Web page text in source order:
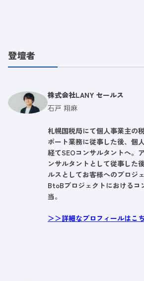
登壇者
株式会社LANY セールス
石戸 翔麻
札幌国税局にて個人事業主の
ポート業務に従事した後、個
経てSEOコンサルタントへ。
ンサルタントとして従事した
ルスとしてお客様へのプロジ
BtoBプロジェクトにおけるコ
当。
＞＞詳細なプロフィールはこ